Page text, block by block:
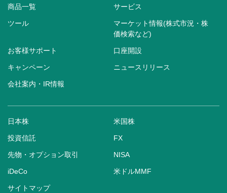
商品一覧 サービス
ツール
マーケット情報(株式市況・株
価検索など)
お客様サポート 口座開設
キャンペーン ニュースリリース
会社案内・IR情報
日本株 米国株
投資信託 FX
先物・オプション取引 NISA
iDeCo 米ドルMMF
サイトマップ